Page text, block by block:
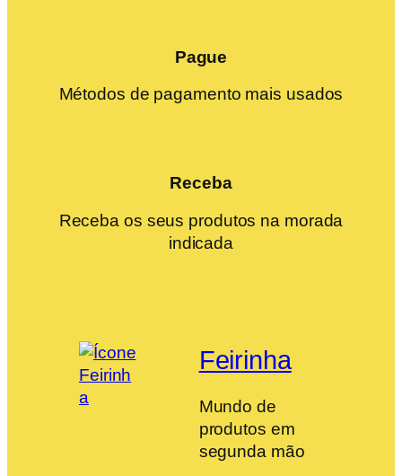
Pague
Métodos de pagamento mais usados
Receba
Receba os seus produtos na morada
indicada
Feirinha
Mundo de
produtos em
segunda mão